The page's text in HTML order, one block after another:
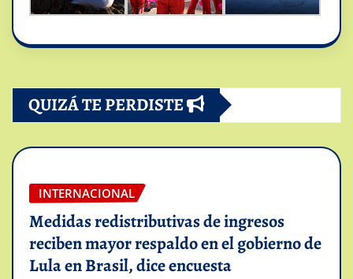
QUIZÁ TE PERDISTE
INTERNACIONAL
Medidas redistributivas de ingresos
reciben mayor respaldo en el gobierno de
Lula en Brasil, dice encuesta